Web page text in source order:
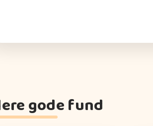
gode fund